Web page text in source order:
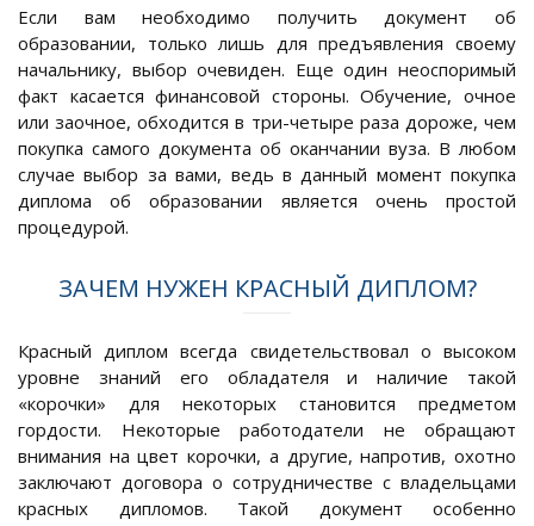
Если вам необходимо получить документ об
образовании, только лишь для предъявления своему
начальнику, выбор очевиден. Еще один неоспоримый
факт касается финансовой стороны. Обучение, очное
или заочное, обходится в три-четыре раза дороже, чем
покупка самого документа об оканчании вуза. В любом
случае выбор за вами, ведь в данный момент покупка
диплома об образовании является очень простой
процедурой.
ЗАЧЕМ НУЖЕН КРАСНЫЙ ДИПЛОМ?
Красный диплом всегда свидетельствовал о высоком
уровне знаний его обладателя и наличие такой
«корочки» для некоторых становится предметом
гордости. Некоторые работодатели не обращают
внимания на цвет корочки, а другие, напротив, охотно
заключают договора о сотрудничестве с владельцами
красных дипломов. Такой документ особенно